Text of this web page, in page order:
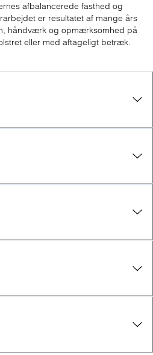
afbalancerede fasthed og
er resultatet af mange års
håndværk og opmærksomhed på
eller med aftageligt betræk.